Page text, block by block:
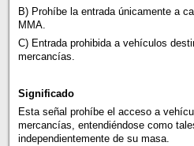
B) Prohíbe la entrada únicamente a
MMA.
C) Entrada prohibida a vehículos
mercancías.
Significado
Esta señal prohíbe el acceso a
mercancías, entendiéndose como
independientemente de su masa.